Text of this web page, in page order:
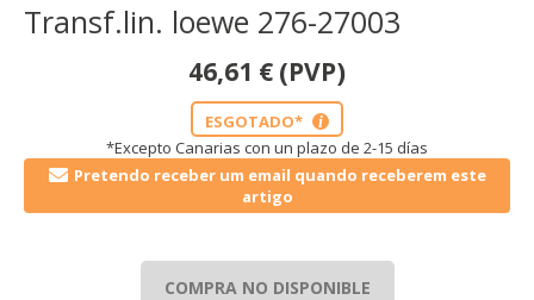
Transf.lin. loewe 276-27003
46,61 € (PVP)
ESGOTADO* i
*Excepto Canarias con un plazo de 2-15 días
Pretendo receber um email quando receberem este
artigo
COMPRA NO DISPONIBLE